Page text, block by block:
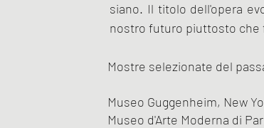
siano. Il titolo dell'opera
nostro futuro piuttosto che
Mostre selezionate del
Museo Guggenheim, New
Museo d'Arte Moderna di